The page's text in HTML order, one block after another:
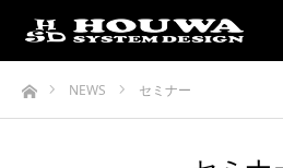
ホームNEWS セミナー